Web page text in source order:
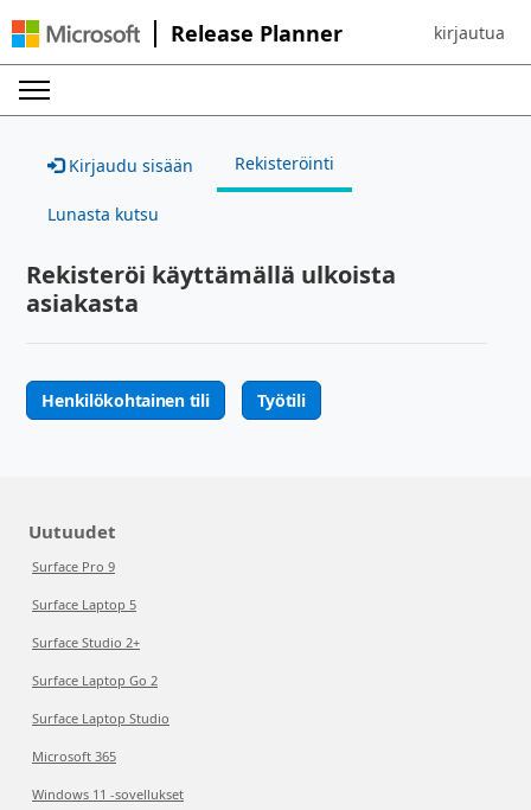
Release Planner Sign in to
kirjautua
Kirjaudu sisään Rekisteröinti
Lunasta kutsu
Rekisteröi käyttämällä ulkoista
asiakasta
Henkilökohtainen tili Työtili
Uutuudet
Surface Pro 9
Surface Laptop 5
Surface Studio 2+
Surface Laptop Go 2
Surface Laptop Studio
Microsoft 365
Windows 11 -sovellukset